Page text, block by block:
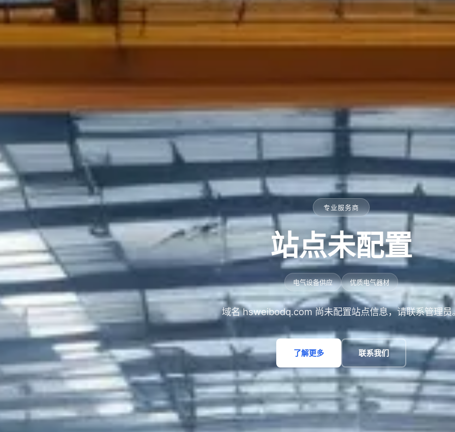
专业服务商
站点未配置
电气设备供应 优质电气器材
域名 hsweibodq.com 尚未配置站点信息，请联系管理员
了解更多 联系我们